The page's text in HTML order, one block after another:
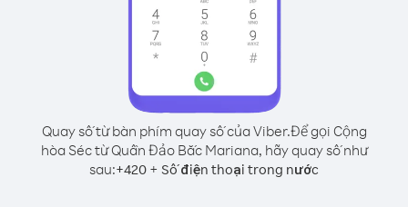
Quay số từ bàn phím quay số của Viber.Để gọi Cộng
hòa Séc từ Quần Đảo Bắc Mariana, hãy quay số như
sau:+420 + Số điện thoại trong nước